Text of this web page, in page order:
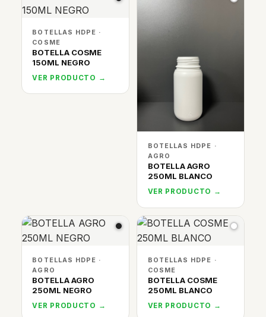
BOTELLAS HDPE ·
COSME
BOTELLA COSME
150ML NEGRO
VER PRODUCTO →
BOTELLAS HDPE ·
AGRO
BOTELLA AGRO
250ML BLANCO
VER PRODUCTO →
BOTELLAS HDPE ·
AGRO
BOTELLA AGRO
250ML NEGRO
VER PRODUCTO →
BOTELLAS HDPE ·
COSME
BOTELLA COSME
250ML BLANCO
VER PRODUCTO →